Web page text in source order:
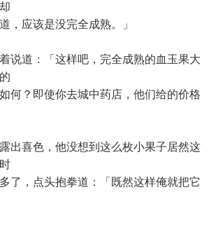
，应该是没完全成熟。」
道：「这样吧，完全成熟的血玉果大
何？即使你去城中药店，他们给的价格
喜色，他没想到这么枚小果子居然这
了，点头抱拳道：「既然这样俺就把它